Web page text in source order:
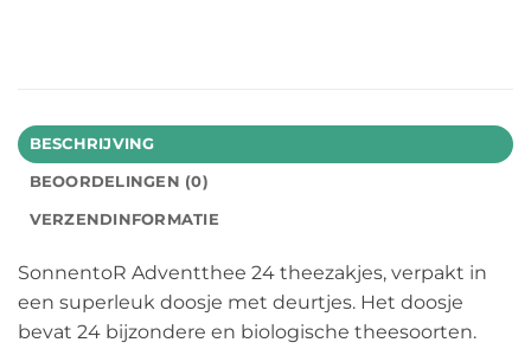
BESCHRIJVING
BEOORDELINGEN (0)
VERZENDINFORMATIE
SonnentoR Adventthee 24 theezakjes, verpakt in
een superleuk doosje met deurtjes. Het doosje
bevat 24 bijzondere en biologische theesoorten.